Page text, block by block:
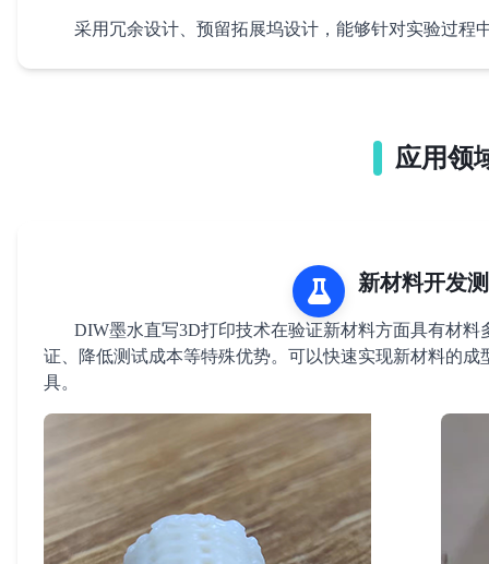
采用冗余设计、预留拓展坞设计，能够针对实验过程
应用领
新材料开发
DIW墨水直写3D打印技术在验证新材料方面具有材料
证、降低测试成本等特殊优势。可以快速实现新材料的
具。